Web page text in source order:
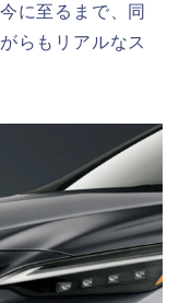
に至るまで、同
らもリアルなス